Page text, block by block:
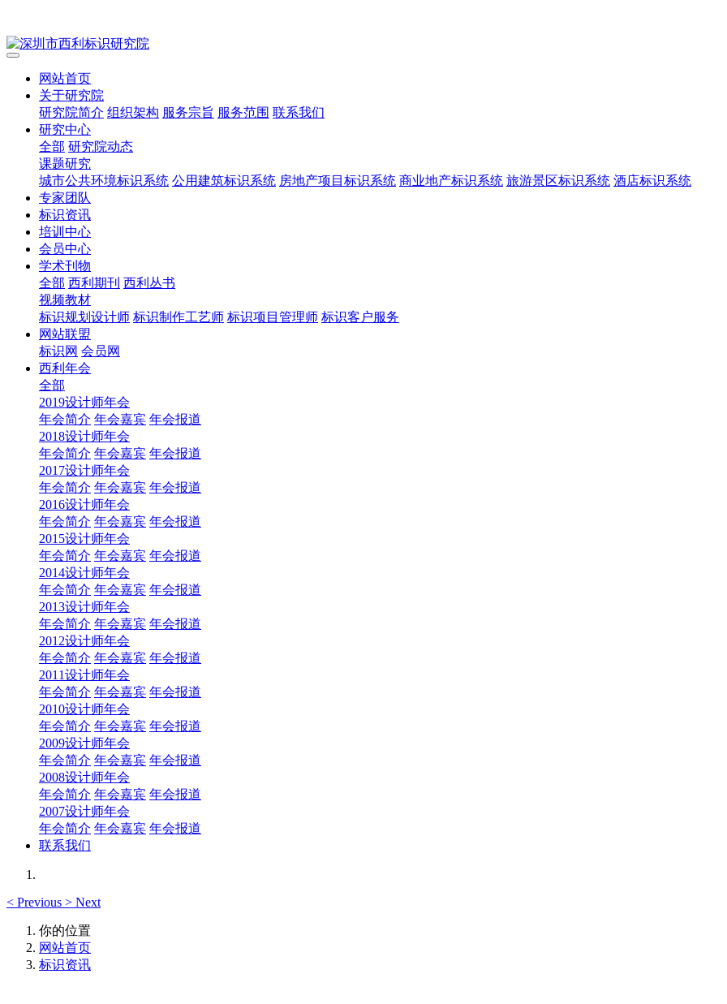
网站首页
关于研究院
研究院简介 组织架构 服务宗旨 服务范围 联系我们
研究中心
全部 研究院动态
课题研究
城市公共环境标识系统 公用建筑标识系统 房地产项目标识系统 商业地产标识系统 旅游景区标识系统 酒店标识系统
专家团队
标识资讯
培训中心
会员中心
学术刊物
全部 西利期刊 西利丛书
视频教材
标识规划设计师 标识制作工艺师 标识项目管理师 标识客户服务
网站联盟
标识网 会员网
西利年会
全部
2019设计师年会
年会简介 年会嘉宾 年会报道
2018设计师年会
年会简介 年会嘉宾 年会报道
2017设计师年会
年会简介 年会嘉宾 年会报道
2016设计师年会
年会简介 年会嘉宾 年会报道
2015设计师年会
年会简介 年会嘉宾 年会报道
2014设计师年会
年会简介 年会嘉宾 年会报道
2013设计师年会
年会简介 年会嘉宾 年会报道
2012设计师年会
年会简介 年会嘉宾 年会报道
2011设计师年会
年会简介 年会嘉宾 年会报道
2010设计师年会
年会简介 年会嘉宾 年会报道
2009设计师年会
年会简介 年会嘉宾 年会报道
2008设计师年会
年会简介 年会嘉宾 年会报道
2007设计师年会
年会简介 年会嘉宾 年会报道
联系我们
< Previous > Next
你的位置
网站首页
标识资讯